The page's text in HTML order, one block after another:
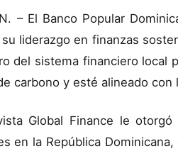
– El Banco Popular
liderazgo en finanzas
del sistema financiero local
carbono y esté alineado
Global Finance le
en la República